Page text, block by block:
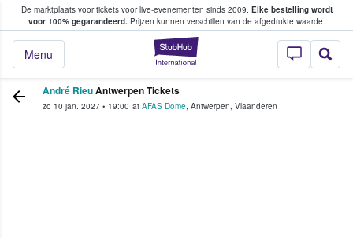
De marktplaats voor tickets voor live-evenementen sinds 2009. Elke bestelling wordt
voor 100% gegarandeerd.Prijzen kunnen verschillen van de afgedrukte waarde.
StubHub: waar
Menu
tickets kopen en verkopen
André RieuAntwerpen Tickets
zo 10 jan. 2027 • 19:00 at AFAS Dome, Antwerpen, Vlaanderen